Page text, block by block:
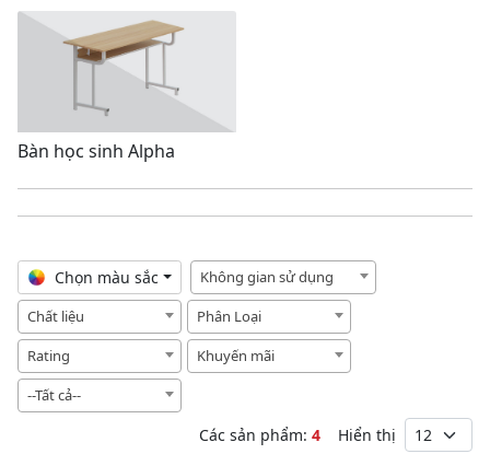
Bàn học sinh Alpha
Chọn màu sắc
Không gian sử dụng
Chất liệu
Phân Loại
Rating
Khuyến mãi
--Tất cả--
Các sản phẩm: 4 Hiển thị